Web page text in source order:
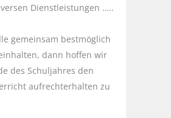
Dienstleistungen …..
gemeinsam bestmöglich
dann hoffen wir
des Schuljahres den
aufrechterhalten zu